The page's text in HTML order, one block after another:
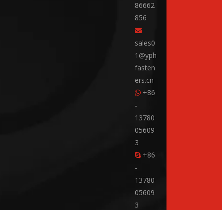
86662
856

sales0
1@yph
fasten
ers.cn
 +86
-
13780
05609
3
 +86
-
13780
05609
3